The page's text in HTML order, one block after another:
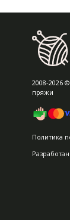
2008-2026
пряжи
Политика